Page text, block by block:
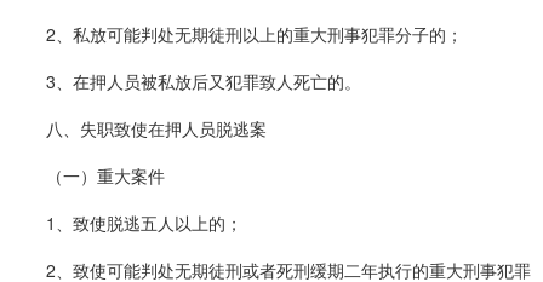
2、私放可能判处无期徒刑以上的重大刑事犯罪分子的；
3、在押人员被私放后又犯罪致人死亡的。
八、失职致使在押人员脱逃案
（一）重大案件
1、致使脱逃五人以上的；
2、致使可能判处无期徒刑或者死刑缓期二年执行的重大刑事犯罪